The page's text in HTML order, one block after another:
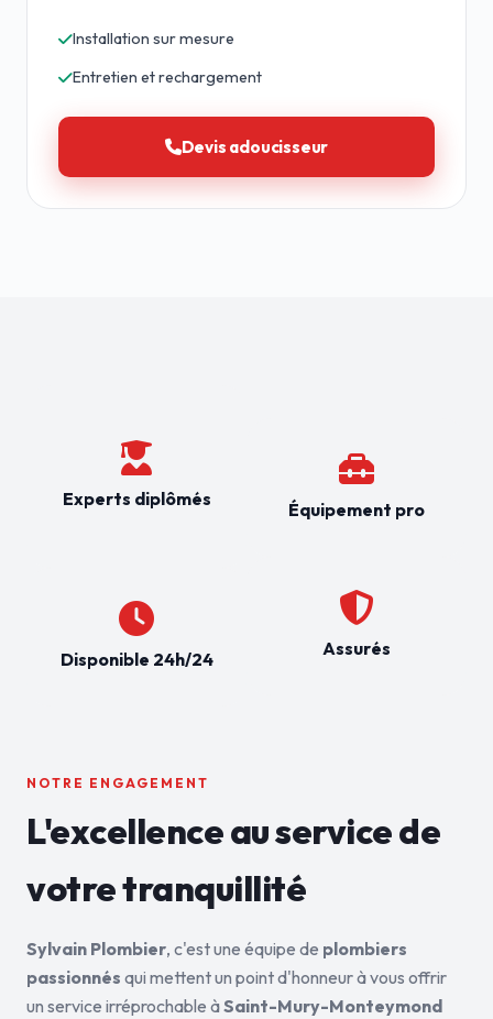
Installation sur mesure
Entretien et rechargement
Devis adoucisseur
Experts diplômés
Disponible 24h/24
Équipement pro
Assurés
NOTRE ENGAGEMENT
L'excellence au service de
votre tranquillité
Sylvain Plombier, c'est une équipe de plombiers
passionnés qui mettent un point d'honneur à vous offrir
un service irréprochable àSaint-Mury-Monteymond